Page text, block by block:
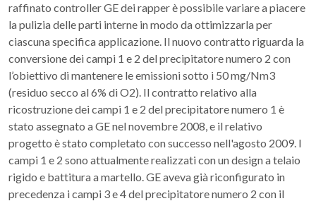
raffinato controller GE dei rapper è possibile variare a piacere
la pulizia delle parti interne in modo da ottimizzarla per
ciascuna specifica applicazione. Il nuovo contratto riguarda la
conversione dei campi 1 e 2 del precipitatore numero 2 con
l’obiettivo di mantenere le emissioni sotto i 50 mg/Nm3
(residuo secco al 6% di O2). Il contratto relativo alla
ricostruzione dei campi 1 e 2 del precipitatore numero 1 è
stato assegnato a GE nel novembre 2008, e il relativo
progetto è stato completato con successo nell'agosto 2009. I
campi 1 e 2 sono attualmente realizzati con un design a telaio
rigido e battitura a martello. GE aveva già riconfigurato in
precedenza i campi 3 e 4 del precipitatore numero 2 con il